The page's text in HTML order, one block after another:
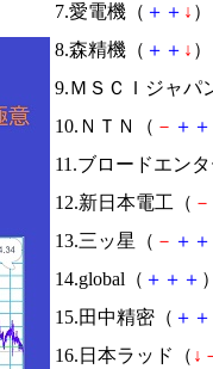
7.愛電機（ ＋ ＋ ↓
8.森精機（ ＋ ＋ ↓
9.ＭＳＣＩジャパ
10.ＮＴＮ（ － ＋ ＋
11.ブロードエン
12.新日本電工（ －
13.三ッ星（ － ＋ ＋
14.global（ ＋ ＋ ＋
15.田中精密（ ＋ ＋
16.日本ラッド（ ↓